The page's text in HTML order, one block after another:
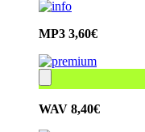
MP3 3,60€
WAV 8,40€